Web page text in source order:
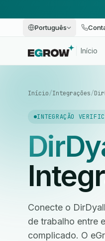
Português
Início
Início/Integrações/
INTEGRAÇÃO
Conecte o
de trabalho entre
complicado. O